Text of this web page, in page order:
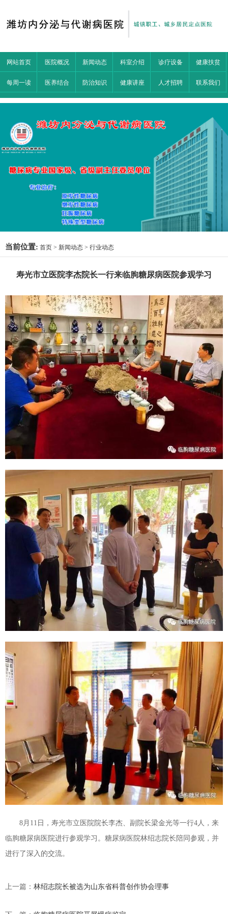
网站首页 医院概况 新闻动态 科室介绍 诊疗设备 健康扶贫
每周一读 医养结合 防治知识 健康讲座 人才招聘 联系我们
当前位置: 首页 > 新闻动态 > 行业动态
寿光市立医院李杰院长一行来临朐糖尿病医院参观学习
8月11日，寿光市立医院院长李杰、副院长梁金光等一行4人，来
临朐糖尿病医院进行参观学习。糖尿病医院林绍志院长陪同参观，并
进行了深入的交流。
上一篇： 林绍志院长被选为山东省科普创作协会理事